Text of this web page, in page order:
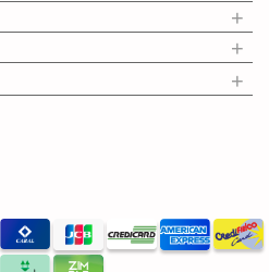
+
+
+